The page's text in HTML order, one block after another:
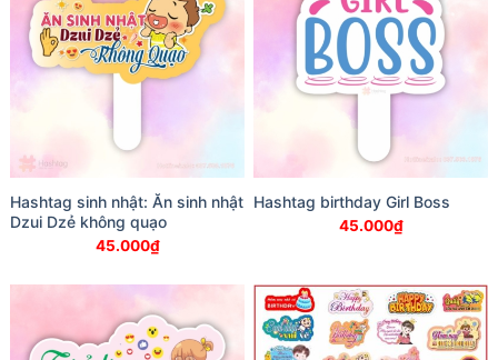
Hashtag sinh nhật: Ăn sinh nhật
Dzui Dzẻ không quạo
45.000₫
Hashtag birthday Girl Boss
45.000₫